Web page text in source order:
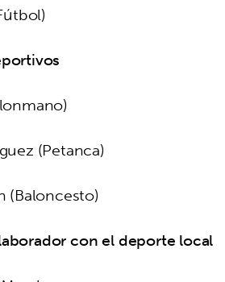
(Petanca)
(Baloncesto)
con el deporte local